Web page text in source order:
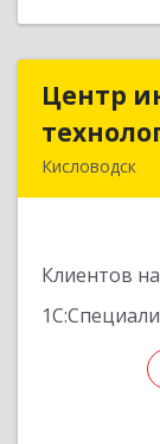
Центр
Кисловодск
Клиентов